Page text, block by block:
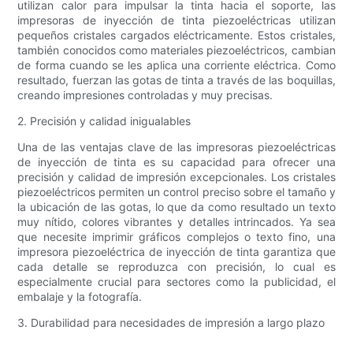
utilizan calor para impulsar la tinta hacia el soporte, las
impresoras de inyección de tinta piezoeléctricas utilizan
pequeños cristales cargados eléctricamente. Estos cristales,
también conocidos como materiales piezoeléctricos, cambian
de forma cuando se les aplica una corriente eléctrica. Como
resultado, fuerzan las gotas de tinta a través de las boquillas,
creando impresiones controladas y muy precisas.
2. Precisión y calidad inigualables
Una de las ventajas clave de las impresoras piezoeléctricas
de inyección de tinta es su capacidad para ofrecer una
precisión y calidad de impresión excepcionales. Los cristales
piezoeléctricos permiten un control preciso sobre el tamaño y
la ubicación de las gotas, lo que da como resultado un texto
muy nítido, colores vibrantes y detalles intrincados. Ya sea
que necesite imprimir gráficos complejos o texto fino, una
impresora piezoeléctrica de inyección de tinta garantiza que
cada detalle se reproduzca con precisión, lo cual es
especialmente crucial para sectores como la publicidad, el
embalaje y la fotografía.
3. Durabilidad para necesidades de impresión a largo plazo